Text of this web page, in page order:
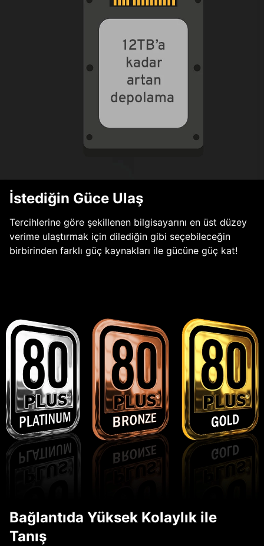
İstediğin Güce Ulaş
Tercihlerine göre şekillenen bilgisayarını en üst düzey
verime ulaştırmak için dilediğin gibi seçebileceğin
birbirinden farklı güç kaynakları ile gücüne güç kat!
Bağlantıda Yüksek Kolaylık ile
Tanış